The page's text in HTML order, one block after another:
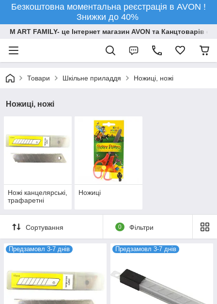
Безкоштовна моментальна реєстрація в AVON !
Знижки до 40%
M ART FAMILY- це Інтернет магазин AVON та Канцтоварів
Товари Шкільне приладдя Ножиці, ножі
Ножиці, ножі
Ножі канцелярські,
трафаретні
Ножиці
Сортування 0 Фільтри
Предзамовл 3-7 днів Предзамовл 3-7 днів